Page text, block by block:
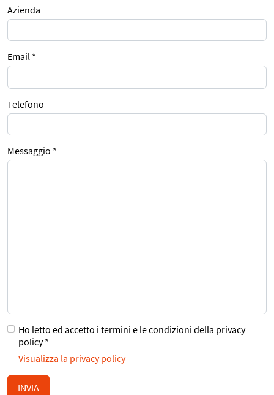
Azienda
Email *
Telefono
Messaggio *
Ho letto ed accetto i termini e le condizioni della privacy
policy *
Visualizza la privacy policy
INVIA